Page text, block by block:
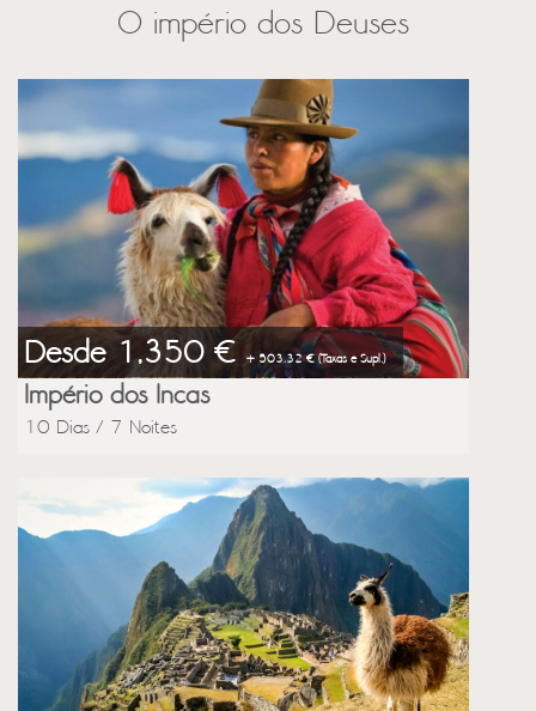
O império dos Deuses
Desde 1,350 €+ 503.32 € (Taxas e Supl.)
Império dos Incas
10 Dias / 7 Noites